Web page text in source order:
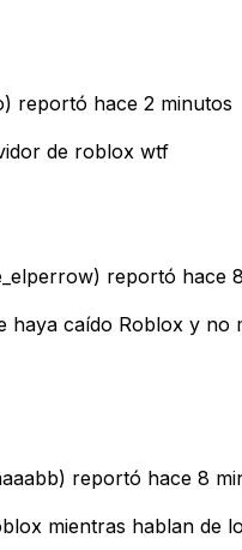
reportó hace 2 minutos
de roblox wtf
reportó hace
haya caído Roblox y no
reportó hace 8
mientras hablan de